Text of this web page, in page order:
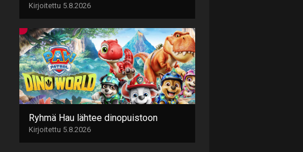
Kirjoitettu 5.8.2026
Ryhmä Hau lähtee dinopuistoon
Kirjoitettu 5.8.2026